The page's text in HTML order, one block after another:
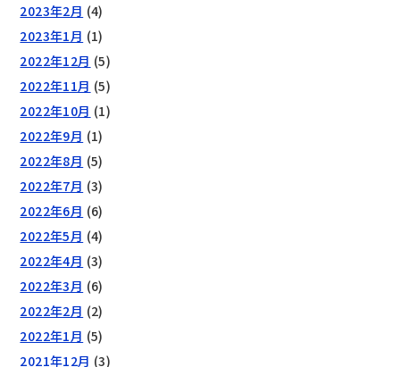
2023年2月 (4)
2023年1月 (1)
2022年12月 (5)
2022年11月 (5)
2022年10月 (1)
2022年9月 (1)
2022年8月 (5)
2022年7月 (3)
2022年6月 (6)
2022年5月 (4)
2022年4月 (3)
2022年3月 (6)
2022年2月 (2)
2022年1月 (5)
2021年12月 (3)